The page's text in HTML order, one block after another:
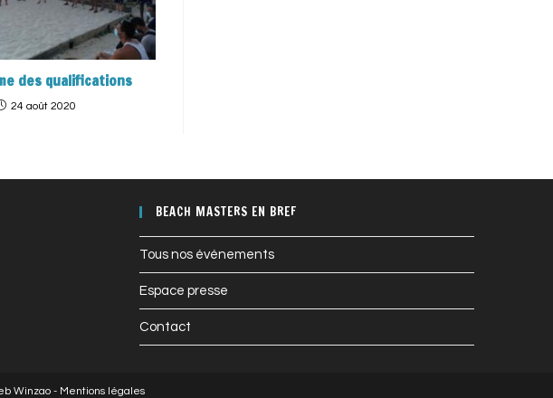
des qualifications
24 août 2020
BEACH MASTERS EN BREF
Tous nos événements
Espace presse
Contact
Winzao - Mentions légales